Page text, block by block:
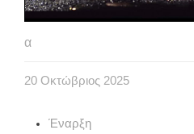
α
20 Οκτώβριος 2025
Έναρξη